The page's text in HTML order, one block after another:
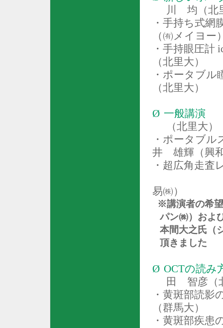
川 均（北
・手持ち式網
（㈲メイヨー
・手持眼圧計
（北里大）
・ポータブル
（北里大）
Ø 一般講演
（北里大）
・ポータブ
井 雄輝（興
・超広角走査
易㈱）
※講演者の希
パン㈱）およ
本間大之氏（
頂きました
Ø OCTの読み
田 智彦（
・黄斑部読影
（群馬大）
・黄斑部疾患